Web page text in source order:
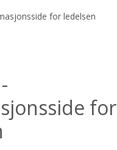
for ledelsen
for